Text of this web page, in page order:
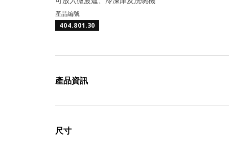
產品編號
404.801.30
產品資訊
尺寸